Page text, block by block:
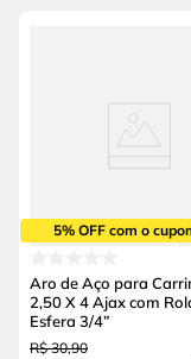
5% OFF com o
Aro de Aço para
2,50 X 4 Ajax com
Esfera 3/4”
R$ 30,90